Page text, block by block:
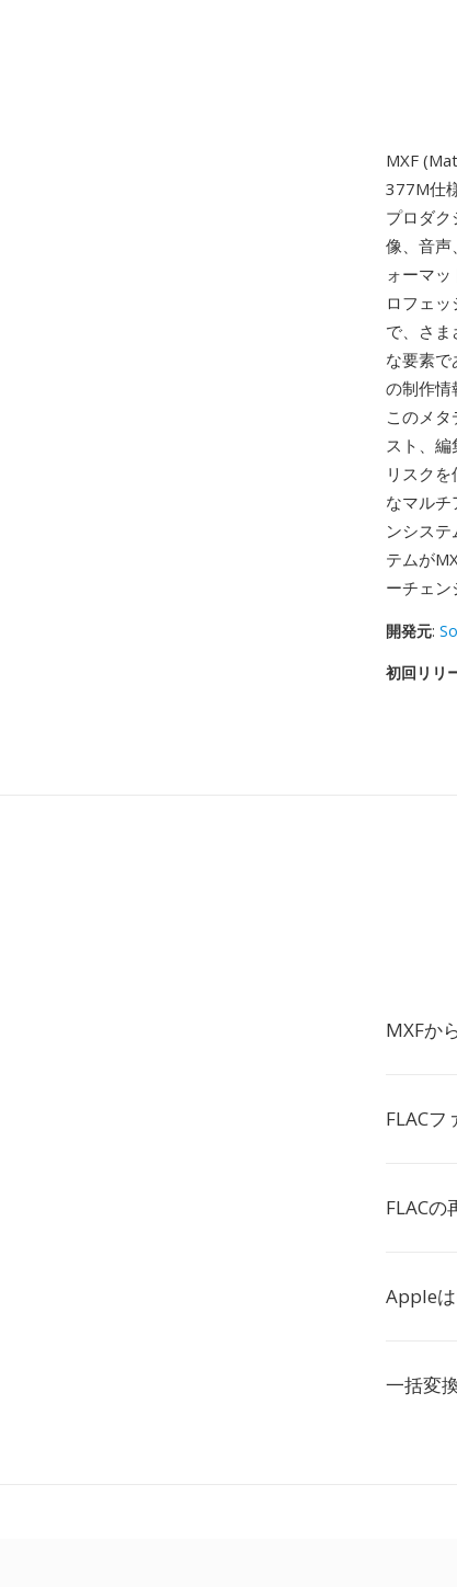
MXF
377M仕
プロダ
像、音声
ォーマ
ロフェ
で、さ
な要素
の制作情
このメ
スト、
リスク
なマル
ンシス
テムが
ーチェン
開発元:
初回リリ
MXFか
FLACフ
FLACの
Appleは
一括変